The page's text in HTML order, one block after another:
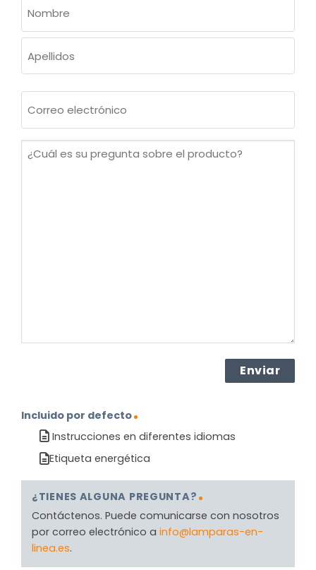
(OBLIGATORIO)
Nombre
electrónico
¿Cuál
Incluido por defecto
Instrucciones en diferentes idiomas
Etiqueta energética
¿TIENES ALGUNA PREGUNTA?
Contáctenos. Puede comunicarse con nosotros
por correo electrónico a info@lamparas-en-
linea.es.